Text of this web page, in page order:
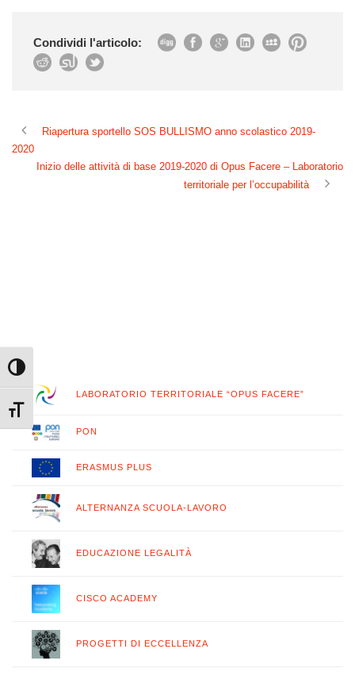
Attiva/disattiva alto contrasto
Attiva/disattiva dimensione testo
Condividi l'articolo:
Riapertura sportello SOS BULLISMO anno scolastico 2019-
2020
Inizio delle attività di base 2019-2020 di Opus Facere – Laboratorio
territoriale per l’occupabilità
LABORATORIO TERRITORIALE “OPUS FACERE”
PON
ERASMUS PLUS
ALTERNANZA SCUOLA-LAVORO
EDUCAZIONE LEGALITÀ
CISCO ACADEMY
PROGETTI DI ECCELLENZA